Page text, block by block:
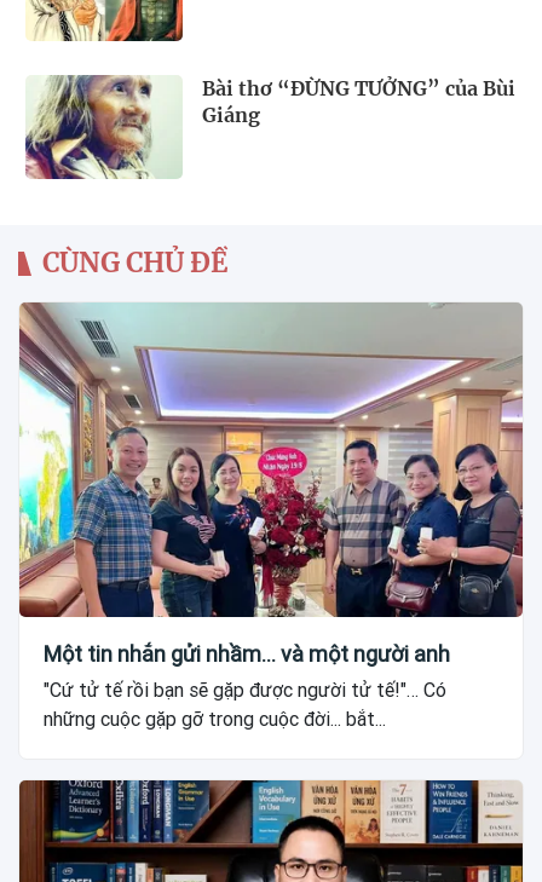
Bài thơ “ĐỪNG TƯỞNG” của Bùi
Giáng
CÙNG CHỦ ĐỀ
Một tin nhắn gửi nhầm... và một người anh
"Cứ tử tế rồi bạn sẽ gặp được người tử tế!"… Có
những cuộc gặp gỡ trong cuộc đời... bắt...